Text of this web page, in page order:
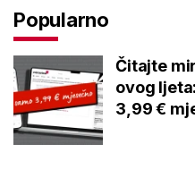
Popularno
Čitajte
ovog
3,99 €